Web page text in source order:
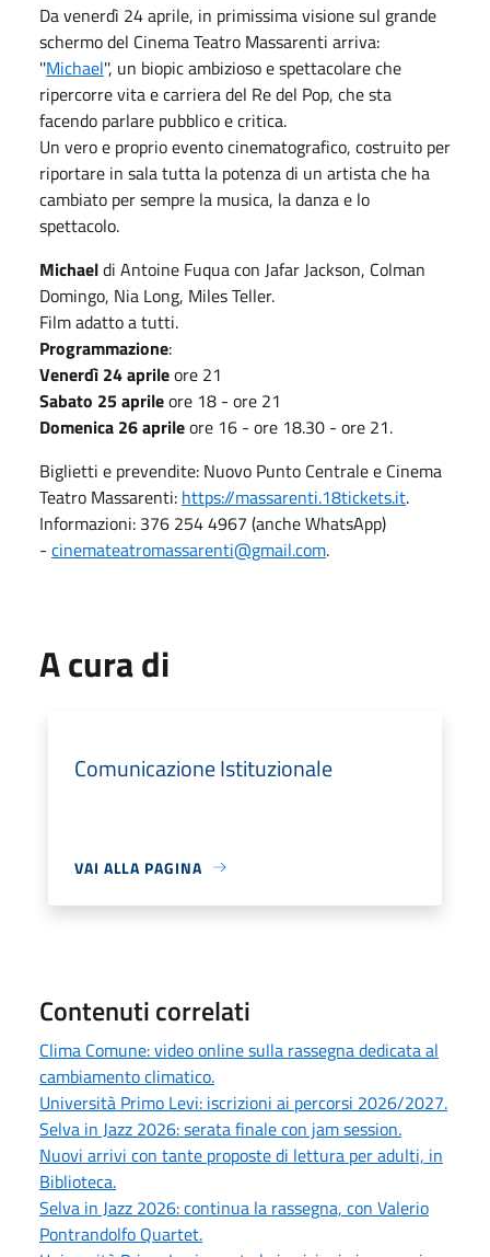
Da venerdì 24 aprile, in primissima visione sul grande
schermo del Cinema Teatro Massarenti arriva:
''Michael'', un biopic ambizioso e spettacolare che
ripercorre vita e carriera del Re del Pop, che sta
facendo parlare pubblico e critica.
Un vero e proprio evento cinematografico, costruito per
riportare in sala tutta la potenza di un artista che ha
cambiato per sempre la musica, la danza e lo
spettacolo.
Michaeldi Antoine Fuqua con Jafar Jackson, Colman
Domingo, Nia Long, Miles Teller.
Film adatto a tutti.
Programmazione:
Venerdì 24 aprileore 21
Sabato 25 aprileore 18 - ore 21
Domenica 26 aprileore 16 - ore 18.30 - ore 21.
Biglietti e prevendite: Nuovo Punto Centrale e Cinema
Teatro Massarenti: https://massarenti.18tickets.it.
Informazioni: 376 254 4967 (anche WhatsApp)
- cinemateatromassarenti@gmail.com.
A cura di
Comunicazione Istituzionale
VAI ALLA PAGINA
Contenuti correlati
Clima Comune: video online sulla rassegna dedicata al
cambiamento climatico.
Università Primo Levi: iscrizioni ai percorsi 2026/2027.
Selva in Jazz 2026: serata finale con jam session.
Nuovi arrivi con tante proposte di lettura per adulti, in
Biblioteca.
Selva in Jazz 2026: continua la rassegna, con Valerio
Pontrandolfo Quartet.